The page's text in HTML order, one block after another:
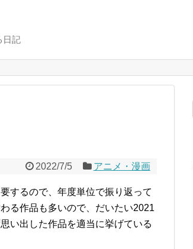
日記
2022/7/5 アニメ・漫画
するので、年度単位で振り返って
る作品も多いので、だいたい2021
い出した作品を適当に挙げている